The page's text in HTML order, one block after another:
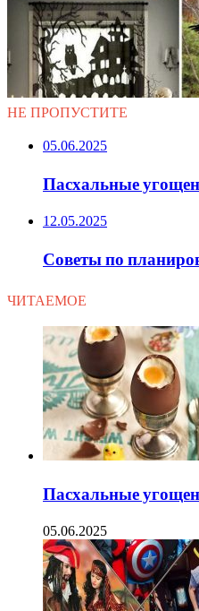
НЕ ПРОПУСТИТЕ
05.06.2025
Пасхальные
12.05.2025
Советы по
ЧИТАЕМОЕ
Пасхальные
05.06.2025